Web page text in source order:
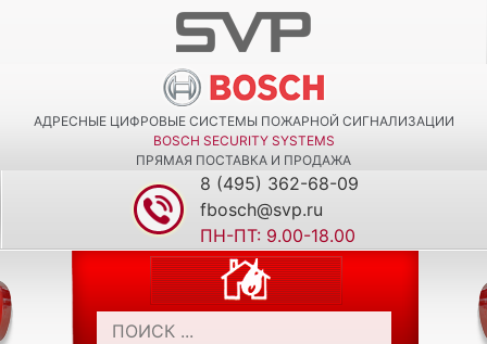
АДРЕСНЫЕ ЦИФРОВЫЕ СИСТЕМЫ ПОЖАРНОЙ СИГНАЛИЗАЦИИ
BOSCH SECURITY SYSTEMS
ПРЯМАЯ ПОСТАВКА И ПРОДАЖА
8 (495) 362-68-09
fbosch@svp.ru
ПН-ПТ: 9.00-18.00